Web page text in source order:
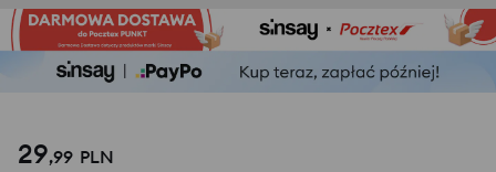
29,99 PLN